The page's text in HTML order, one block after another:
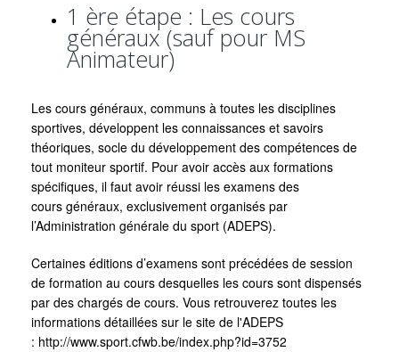
1 ère étape : Les cours
généraux (sauf pour MS
Animateur)
Les cours généraux, communs à toutes les disciplines
sportives, développent les connaissances et savoirs
théoriques, socle du développement des compétences de
tout moniteur sportif. Pour avoir accès aux formations
spécifiques, il faut avoir réussi les examens des
cours généraux, exclusivement organisés par
l’Administration générale du sport (ADEPS).
Certaines éditions d’examens sont précédées de session
de formation au cours desquelles les cours sont dispensés
par des chargés de cours. Vous retrouverez toutes les
informations détaillées sur le site de l'ADEPS
: http://www.sport.cfwb.be/index.php?id=3752